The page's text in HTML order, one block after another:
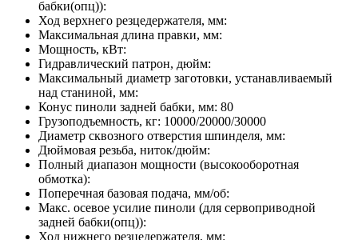
бабки(опц)):
Ход верхнего резцедержателя, мм:
Максимальная длина правки, мм:
Мощность, кВт:
Гидравлический патрон, дюйм:
Максимальный диаметр заготовки, устанавливаемый
над станиной, мм:
Конус пиноли задней бабки, мм: 80
Грузоподъемность, кг: 10000/20000/30000
Диаметр сквозного отверстия шпинделя, мм:
Дюймовая резьба, ниток/дюйм:
Полный диапазон мощности (высокооборотная
обмотка):
Поперечная базовая подача, мм/об:
Макс. осевое усилие пиноли (для сервоприводной
задней бабки(опц)):
Ход нижнего резцедержателя, мм: